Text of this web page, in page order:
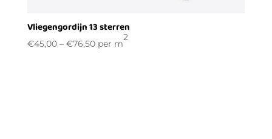
Vliegengordijn 13 sterren
€45,00– €76,50per m
2